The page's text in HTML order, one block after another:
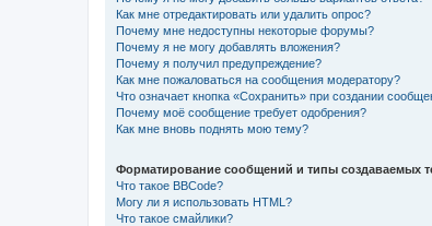
Как мне отредактировать или удалить опрос?
Почему мне недоступны некоторые форумы?
Почему я не могу добавлять вложения?
Почему я получил предупреждение?
Как мне пожаловаться на сообщения модератору?
Что означает кнопка «Сохранить» при создании
Почему моё сообщение требует одобрения?
Как мне вновь поднять мою тему?
Форматирование сообщений и типы создаваемых
Что такое BBCode?
Могу ли я использовать HTML?
Что такое смайлики?